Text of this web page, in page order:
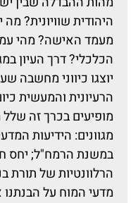
היהודית שוויונית?
מעמד האישה? מהי
הכלכלי? דרך העיון
יוצגו כיווני מחשבה
הרעיונית והמעשית
מופיעים בכרך זה
מגוונים: הידיעות
במשנת הרמח"ל; יחס
הרלוונטיות של תורת
מדעי המוח על